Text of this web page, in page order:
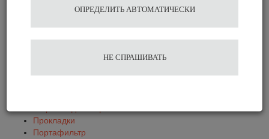
Бункеры Fiorenzato
Прокладки
Портафильтр
ОПРЕДЕЛИТЬ АВТОМАТИЧЕСКИ
НЕ СПРАШИВАТЬ